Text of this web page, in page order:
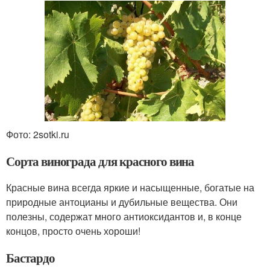
Фото: 2sotki.ru
Сорта винограда для красного вина
Красные вина всегда яркие и насыщенные, богатые на
природные антоцианы и дубильные вещества. Они
полезны, содержат много антиоксидантов и, в конце
концов, просто очень хороши!
Бастардо